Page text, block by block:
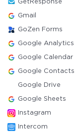
GetResponse
Gmail
GoZen Forms
Google Analytics
Google Calendar
Google Contacts
Google Drive
Google Sheets
Instagram
Intercom